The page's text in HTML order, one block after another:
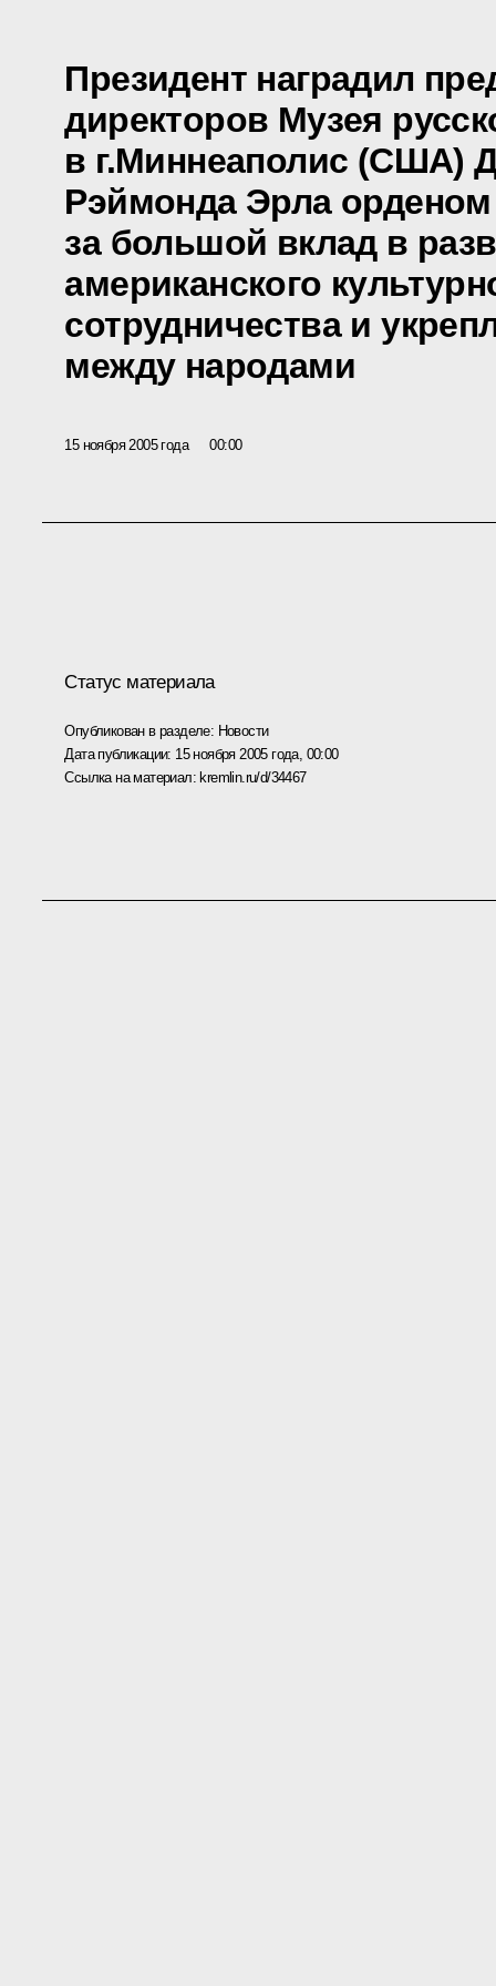
Президент наградил
директоров Музея
в г.Миннеаполис (США)
Рэймонда Эрла
за большой вклад в
американского
сотрудничества и
между народами
15 ноября 2005 года 00:00
Статус материала
Опубликован в разделе: Новости
Дата публикации: 15 ноября 2005 года, 00:00
Ссылка на материал:kremlin.ru/d/34467